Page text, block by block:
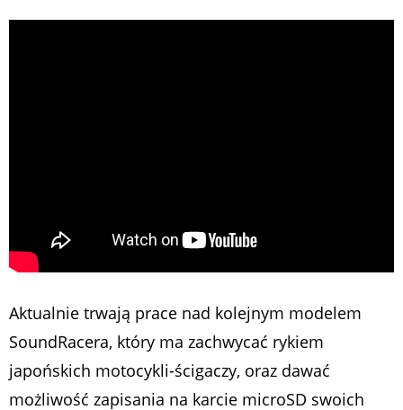
Aktualnie trwają prace nad kolejnym modelem
SoundRacera, który ma zachwycać rykiem
japońskich motocykli-ścigaczy, oraz dawać
możliwość zapisania na karcie microSD swoich